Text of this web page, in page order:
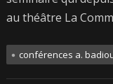
au théâtre La
conférences a.